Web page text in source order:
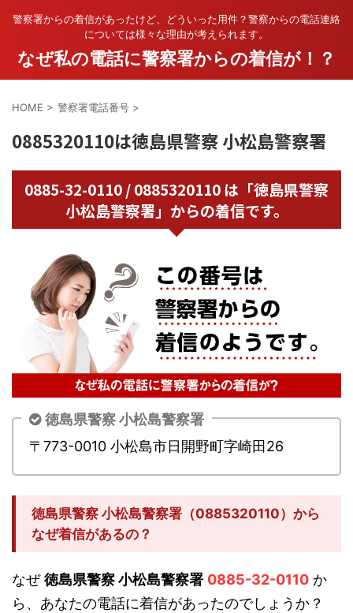
警察署からの着信があったけど、どういった用件？警察からの電話連絡
については様々な理由が考えられます。
なぜ私の電話に警察署からの着信が！？
HOME > 警察署電話番号 >
0885320110は徳島県警察 小松島警察署
0885-32-0110 / 0885320110 は「徳島県警察
小松島警察署」からの着信です。
徳島県警察 小松島警察署
〒773-0010 小松島市日開野町字崎田26
徳島県警察 小松島警察署（0885320110）から
なぜ着信があるの？
なぜ徳島県警察 小松島警察署 0885-32-0110 か
ら、あなたの電話に着信があったのでしょうか？